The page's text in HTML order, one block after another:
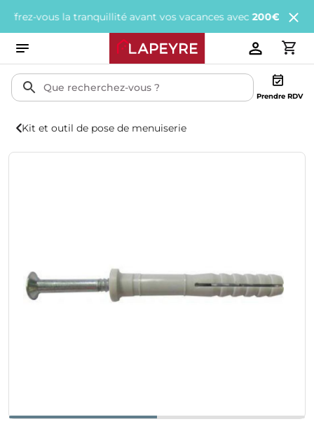
vous la tranquillité avant vos vacances avec200€ offerts tous
Prendre RDV
Kit et outil de pose de menuiserie